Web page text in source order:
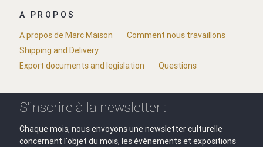
A PROPOS
A propos de Marc Maison
Comment nous travaillons
Shipping and Delivery
Export documents and legislation
Questions
S'inscrire à la newsletter :
Chaque mois, nous envoyons une newsletter culturelle
concernant l'objet du mois, les évènements et expositions